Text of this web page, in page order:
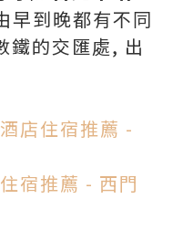
早到晚都有不同
鐵的交匯處, 出
店住宿推薦 -
宿推薦 - 西門